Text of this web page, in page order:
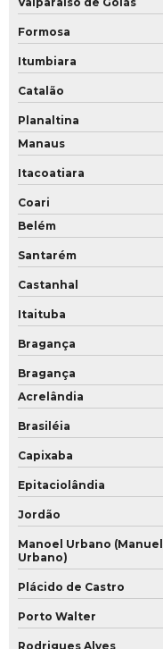
Formosa
Itumbiara
Catalão
Planaltina
Manaus
Itacoatiara
Coari
Belém
Santarém
Castanhal
Itaituba
Bragança
Bragança
Acrelândia
Brasiléia
Capixaba
Epitaciolândia
Jordão
Manoel Urbano (Manuel
Urbano)
Plácido de Castro
Porto Walter
Rodrigues Alves